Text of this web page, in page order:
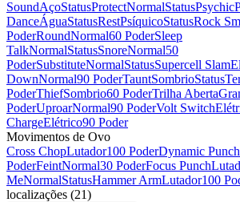
SoundAçoStatusProtectNormalStatusPsychic
DanceÁguaStatusRestPsíquicoStatusRock
PoderRoundNormal60 PoderSleep
TalkNormalStatusSnoreNormal50
PoderSubstituteNormalStatusSupercell Slam
DownNormal90 PoderTauntSombrioStatus
PoderThiefSombrio60 PoderTrilha Aberta
PoderUproarNormal90 PoderVolt Switch
ChargeElétrico90 Poder
Movimentos de Ovo
Cross ChopLutador100 PoderDynamic Punch
PoderFeintNormal30 PoderFocus Punch
MeNormalStatusHammer ArmLutador100
localizações (21)